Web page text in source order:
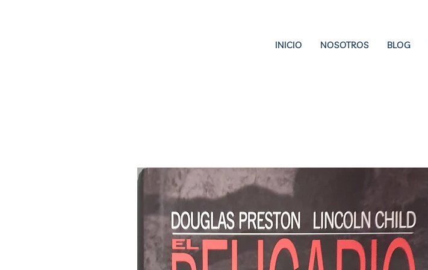
INICIO NOSOTROS BLOG